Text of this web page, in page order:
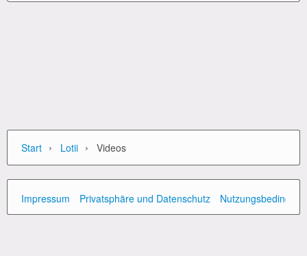
Start › Lotii › Videos
Impressum Privatsphäre und Datenschutz